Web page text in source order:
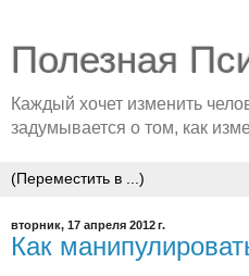
Полезная
Каждый хочет изменить
задумывается о том, как
вторник, 17 апреля 2012 г.
Как